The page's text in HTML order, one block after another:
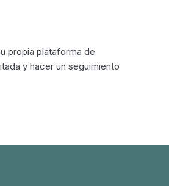
propia plataforma de
y hacer un seguimiento